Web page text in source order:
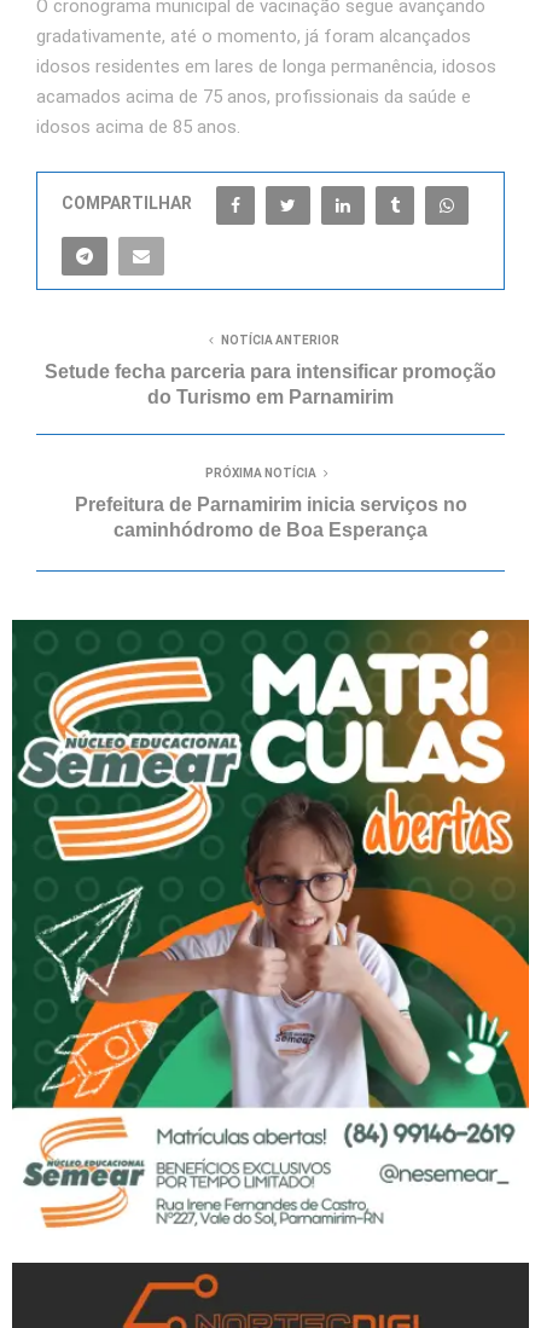
O cronograma municipal de vacinação segue avançando
gradativamente, até o momento, já foram alcançados
idosos residentes em lares de longa permanência, idosos
acamados acima de 75 anos, profissionais da saúde e
idosos acima de 85 anos.
COMPARTILHAR
NOTÍCIA ANTERIOR
Setude fecha parceria para intensificar promoção
do Turismo em Parnamirim
PRÓXIMA NOTÍCIA
Prefeitura de Parnamirim inicia serviços no
caminhódromo de Boa Esperança